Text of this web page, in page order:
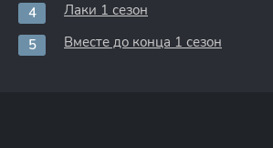
Лаки 1 сезон
Вместе до конца 1 сезон